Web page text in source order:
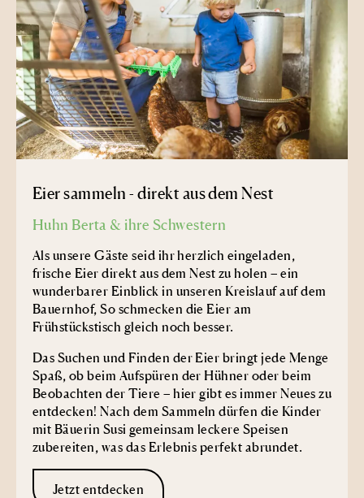
Eier sammeln - direkt aus dem Nest
Huhn Berta & ihre Schwestern
Als unsere Gäste seid ihr herzlich eingeladen,
frische Eier direkt aus dem Nest zu holen – ein
wunderbarer Einblick in unseren Kreislauf auf dem
Bauernhof, So schmecken die Eier am
Frühstückstisch gleich noch besser.
Das Suchen und Finden der Eier bringt jede Menge
Spaß, ob beim Aufspüren der Hühner oder beim
Beobachten der Tiere – hier gibt es immer Neues zu
entdecken! Nach dem Sammeln dürfen die Kinder
mit Bäuerin Susi gemeinsam leckere Speisen
zubereiten, was das Erlebnis perfekt abrundet.
Jetzt entdecken